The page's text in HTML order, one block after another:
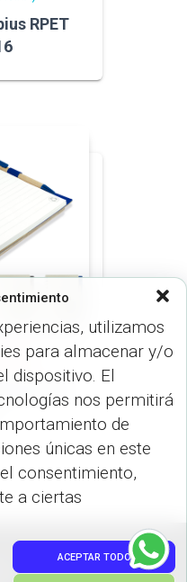
utilizamos
para almacenar y/o
dispositivo. El
nos permitirá
de
únicas en este
consentimiento,
a ciertas
ACEPTAR TODO
RPET
Eco OF-